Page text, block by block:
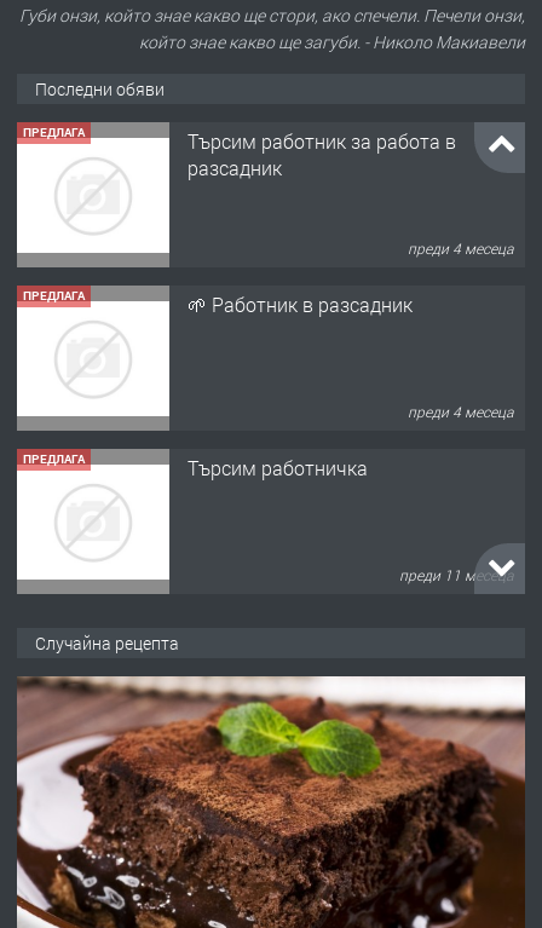
Губи онзи, който знае какво ще стори, ако спечели. Печели онзи,
който знае какво ще загуби. - Николо Макиавели
Последни обяви
ПРЕДЛАГА
Търсим работник за работа в
разсадник
преди 4 месеца
ПРЕДЛАГА 🌱 Работник в разсадник
преди 4 месеца
ПРЕДЛАГА Търсим работничка
преди 11 месеца
преди 1 година
ПРЕДЛАГА Работа за общи работници
преди 1 година
Случайна рецепта